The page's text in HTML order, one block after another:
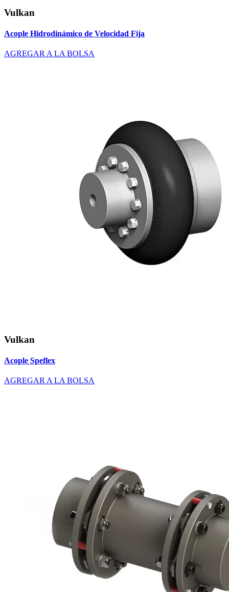
Vulkan
Acople Hidrodinámico de Velocidad Fija
AGREGAR A LA BOLSA
Vulkan
Acople Speflex
AGREGAR A LA BOLSA